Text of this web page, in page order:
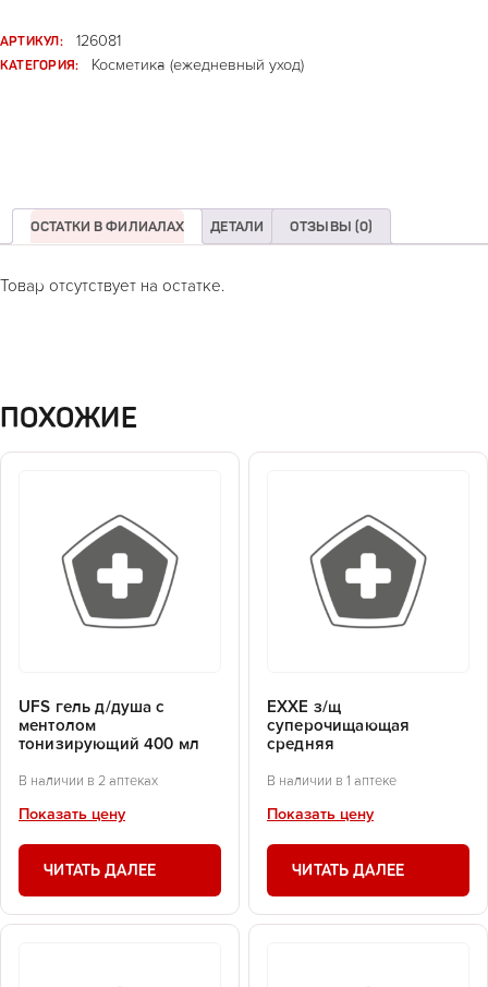
АРТИКУЛ:
126081
КАТЕГОРИЯ:
Косметика (ежедневный уход)
ОСТАТКИ В ФИЛИАЛАХ ДЕТАЛИ ОТЗЫВЫ (0)
Товар отсутствует на остатке.
ПОХОЖИЕ
UFS гель д/душа с
ментолом
тонизирующий 400 мл
В наличии в 2 аптеках
Показать цену
ЧИТАТЬ ДАЛЕЕ
EXXE з/щ
суперочищающая
средняя
В наличии в 1 аптеке
Показать цену
ЧИТАТЬ ДАЛЕЕ